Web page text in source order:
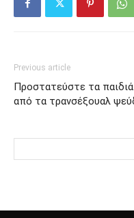
Previous article
Προστατεύστε τα παιδιά
από τα τρανσέξουαλ